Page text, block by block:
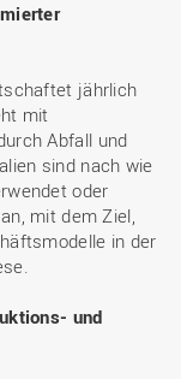
jährlich
mit
Abfall und
sind nach wie
oder
mit dem Ziel,
in der
und